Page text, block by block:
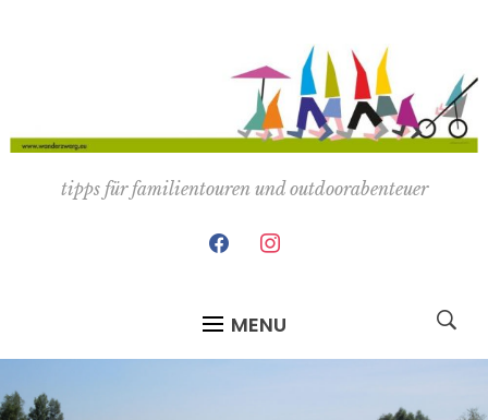
tipps für familientouren und outdoorabenteuer
facebookinstagram
MENU